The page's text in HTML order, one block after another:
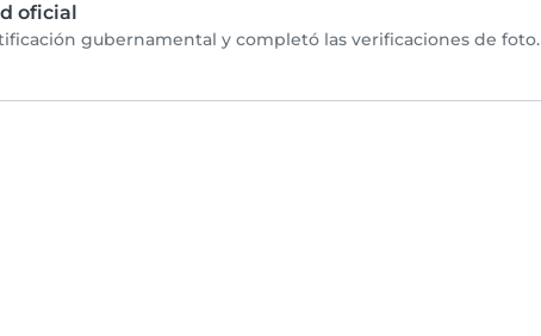
oficial
gubernamental y completó las verificaciones de foto.